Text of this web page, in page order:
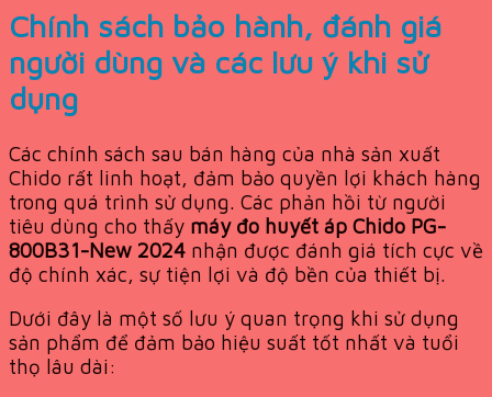
Chính sách bảo hành, đánh giá
người dùng và các lưu ý khi sử
dụng
Các chính sách sau bán hàng của nhà sản xuất
Chido rất linh hoạt, đảm bảo quyền lợi khách hàng
trong quá trình sử dụng. Các phản hồi từ người
tiêu dùng cho thấy máy đo huyết áp Chido PG-
800B31-New 2024 nhận được đánh giá tích cực về
độ chính xác, sự tiện lợi và độ bền của thiết bị.
Dưới đây là một số lưu ý quan trọng khi sử dụng
sản phẩm để đảm bảo hiệu suất tốt nhất và tuổi
thọ lâu dài: